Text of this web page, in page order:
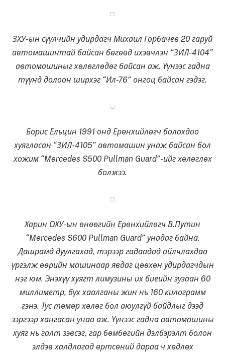
ЗХУ-ын сүүлчийн удирдагч Михаил Горбачев 20 гаруй
автомашинтай байсан бөгөөд ихэвчлэн “ЗИЛ-4104”
автомашиныг хөлөглөдөг байсан аж. Үүнээс гадна
түүнд долоон ширхэг “Ил-76” онгоц байсан гэдэг.
Борис Ельцин 1991 онд Ерөнхийлөгч болохдоо
хуягласан “ЗИЛ-4105” автомашин унаж байсан бол
хожим “Mercedes S500 Pullman Guard”-ийг хөлөглөх
болжээ.
Харин ОХУ-ын өнөөгийн Ерөнхийлөгч В.Путин
“Mercedes S600 Pullman Guard” унадаг байна.
Дашрамд дуулгахад, тэрээр гадаадад айлчлахдаа
үргэлж өөрийн машинаар явдаг цөөхөн удирдагчдын
нэг юм. Энэхүү хуягт лимузины их биеийн зузаан 60
миллиметр, бүх хаалганы жин нь 160 килограмм
гэнэ. Тус төмөр хөлөг бол аюулгүй байдлыг дээд
зэргээр хангасан унаа аж. Үүнээс гадна автомашины
хуяг нь галт зэвсэг, гар бөмбөгийн дэлбэрэлт болон
элдэв халдлагад өртсөний дараа ч хөдлөх